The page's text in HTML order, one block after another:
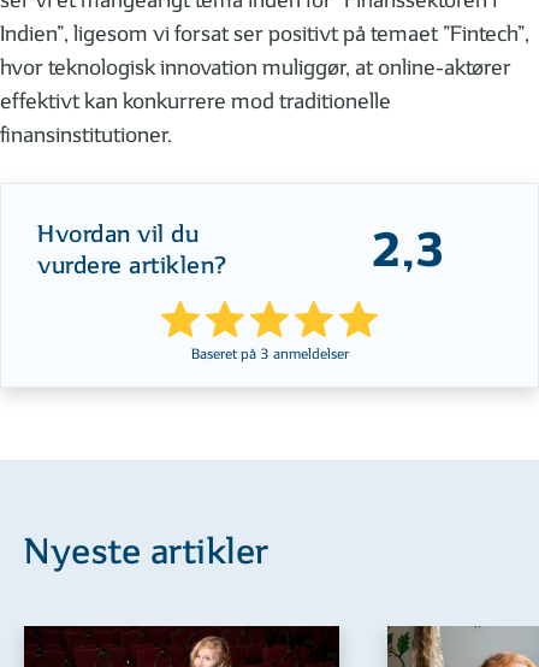
Indien”, ligesom vi forsat ser positivt på temaet ”Fintech”,
hvor teknologisk innovation muliggør, at online-aktører
effektivt kan konkurrere mod traditionelle
finansinstitutioner.
Hvordan vil du
vurdere artiklen?
2,3
Baseret på 3 anmeldelser
Nyeste artikler